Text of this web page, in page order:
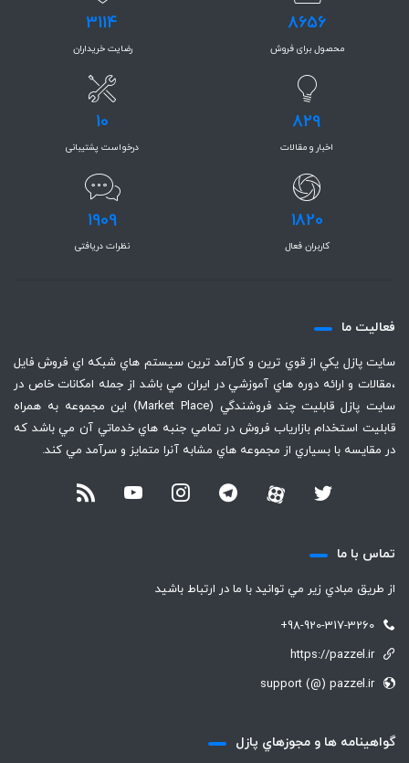
8656
محصول برای فروش
3114
رضایت خریداران
829
اخبار و مقالات
10
درخواست پشتیبانی
1820
کاربران فعال
1909
نظرات دریافتی
فعاليت ما
سايت پازل يكي از قوي ترين و كارآمد ترين سيستم هاي شبكه اي فروش فايل
،‌مقالات و ارائه دوره هاي آموزشي در ايران مي باشد از جمله امكانات خاص در
سايت پازل قابليت چند فروشندگي (Market Place) اين مجموعه به همراه
قابليت استخدام بازارياب فروش در تمامي جنبه هاي خدماتي آن مي باشد كه
در مقايسه با بسياري از مجموعه هاي مشابه آنرا متمايز و سرآمد مي كند.
تماس با ما
از طريق مبادي زير مي توانيد با ما در ارتباط باشيد
+98-920-317-3260
https://pazzel.ir
support (@) pazzel.ir
گواهينامه ها و مجوزهاي پازل